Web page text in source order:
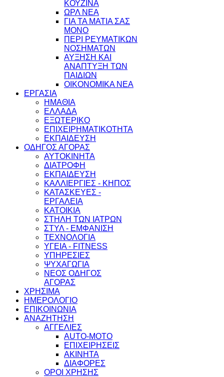
ΚΟΥΖΙΝΑ
ΩΡΛ ΝEA
ΓΙΑ ΤΑ ΜΑΤΙΑ ΣΑΣ
ΜΟΝΟ
ΠΕΡΙ ΡΕΥΜΑΤΙΚΩΝ
ΝΟΣΗΜΑΤΩΝ
ΑΥΞΗΣΗ ΚΑΙ
ΑΝΑΠΤΥΞΗ ΤΩΝ
ΠΑΙΔΙΩΝ
ΟΙΚΟΝΟΜΙΚΑ ΝΕΑ
ΕΡΓΑΣΙΑ
ΗΜΑΘΙΑ
ΕΛΛΑΔΑ
ΕΞΩΤΕΡΙΚΟ
ΕΠΙΧΕΙΡΗΜΑΤΙΚΟΤΗΤΑ
ΕΚΠΑΙΔΕΥΣΗ
ΟΔΗΓΟΣ ΑΓΟΡΑΣ
ΑΥΤΟΚΙΝΗΤΑ
ΔΙΑΤΡΟΦΗ
ΕΚΠΑΙΔΕΥΣΗ
ΚΑΛΛΙΕΡΓΙΕΣ - ΚΗΠΟΣ
ΚΑΤΑΣΚΕΥΕΣ -
ΕΡΓΑΛΕΙΑ
ΚΑΤΟΙΚΙΑ
ΣΤΗΛΗ ΤΩΝ ΙΑΤΡΩΝ
ΣΤΥΛ - ΕΜΦΑΝΙΣΗ
ΤΕΧΝΟΛΟΓΙΑ
ΥΓΕΙΑ - FITNESS
ΥΠΗΡΕΣΙΕΣ
ΨΥΧΑΓΩΓΙΑ
ΝΕΟΣ ΟΔΗΓΟΣ
ΑΓΟΡΑΣ
ΧΡΗΣΙΜΑ
ΗΜΕΡΟΛΟΓΙΟ
ΕΠΙΚΟΙΝΩΝΙΑ
ΑΝΑΖΗΤΗΣΗ
ΑΓΓΕΛΙΕΣ
AUTO-MOTO
ΕΠΙΧΕΙΡΗΣΕΙΣ
ΑΚΙΝΗΤΑ
ΔΙΑΦΟΡΕΣ
ΟΡΟΙ ΧΡΗΣΗΣ